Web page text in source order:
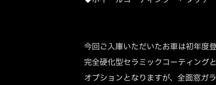
今回ご入庫いただいたお車は初年度
完全硬化型セラミックコーティング
オプションとなりますが、全面窓ガ